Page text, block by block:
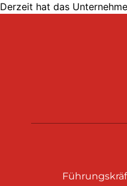
Derzeit hat das